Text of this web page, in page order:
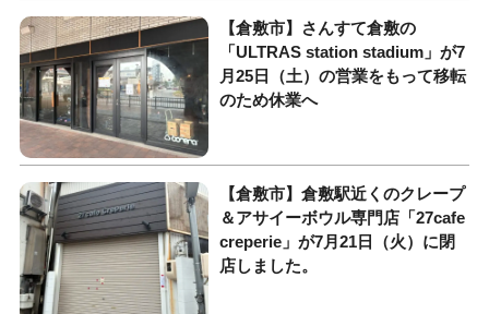
【倉敷市】さんすて倉敷の
「ULTRAS station stadium」が7
月25日（土）の営業をもって移転
のため休業へ
【倉敷市】倉敷駅近くのクレープ
＆アサイーボウル専門店「27cafe
creperie」が7月21日（火）に閉
店しました。